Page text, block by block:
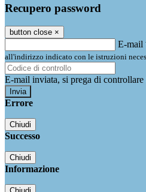
Recupero password
button close ×
E-mail
all'indirizzo indicato con le istruzioni
E-mail inviata, si prega di controllare
Errore
Chiudi
Successo
Chiudi
Informazione